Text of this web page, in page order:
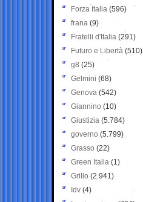
Forza Italia (596)
frana (9)
Fratelli d'Italia (291)
Futuro e Libertà (510)
g8 (25)
Gelmini (68)
Genova (542)
Giannino (10)
Giustizia (5.784)
governo (5.799)
Grasso (22)
Green Italia (1)
Grillo (2.941)
Idv (4)